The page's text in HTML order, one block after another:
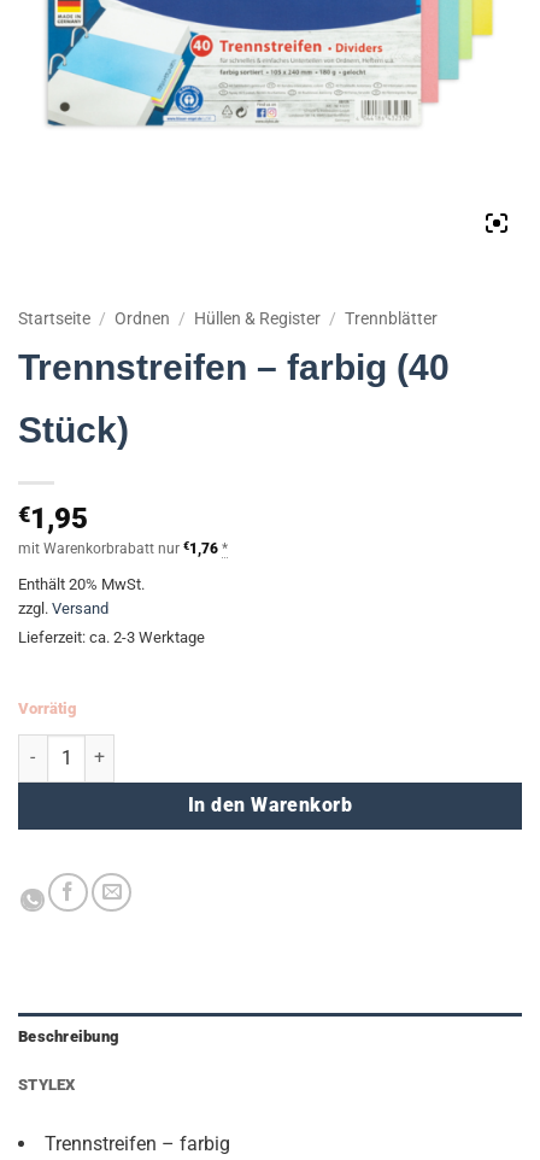
Startseite / Ordnen / Hüllen & Register / Trennblätter
Trennstreifen – farbig (40
Stück)
€1,95
mit Warenkorbrabatt nur €1,76 *
Enthält 20% MwSt.
zzgl. Versand
Lieferzeit: ca. 2-3 Werktage
Vorrätig
Trennstreifen - farbig (40 Stück) Menge
In den Warenkorb
Beschreibung
STYLEX
Trennstreifen – farbig